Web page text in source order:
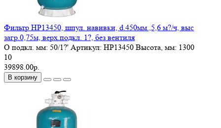
Фильтр HP13450, шпул. навивки, d.450мм.,5,6 м?/ч, выс
загр.0,75м, верх.подкл. 1?, без вентиля
O подкл. мм: 50/1?' Артикул: HP13450 Высота, мм: 1300
10
39898.00р.
В корзину